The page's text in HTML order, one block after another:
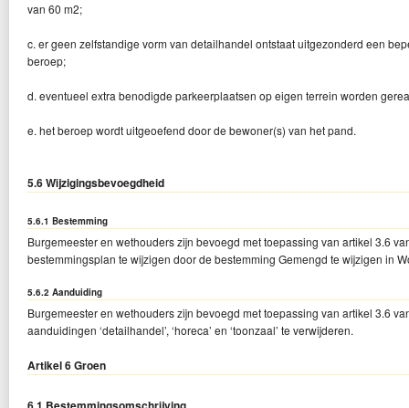
van 60 m2;
c. er geen zelfstandige vorm van detailhandel ontstaat uitgezonderd een
beroep;
d. eventueel extra benodigde parkeerplaatsen op eigen terrein worden
e. het beroep wordt uitgeoefend door de bewoner(s) van het pand.
5.6 Wijzigingsbevoegdheid
5.6.1 Bestemming
Burgemeester en wethouders zijn bevoegd met toepassing van artikel 3.6
bestemmingsplan te wijzigen door de bestemming Gemengd te wijzigen in
5.6.2 Aanduiding
Burgemeester en wethouders zijn bevoegd met toepassing van artikel 3.6
aanduidingen ‘detailhandel’, ‘horeca’ en ‘toonzaal’ te verwijderen.
Artikel 6 Groen